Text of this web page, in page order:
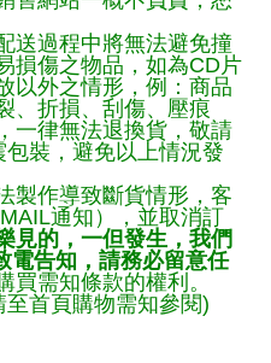
送過程中將無法避免撞
損傷之物品，如為CD片
以外之情形，例：商品
、折損、刮傷、壓痕
一律無法退換貨，敬請
裝，避免以上情況發
製作導致斷貨情形，客
通知），並取消訂
見的，一但發生，我們
電告知，請務必留意任
買需知條款的權利。
至首頁購物需知參閱)